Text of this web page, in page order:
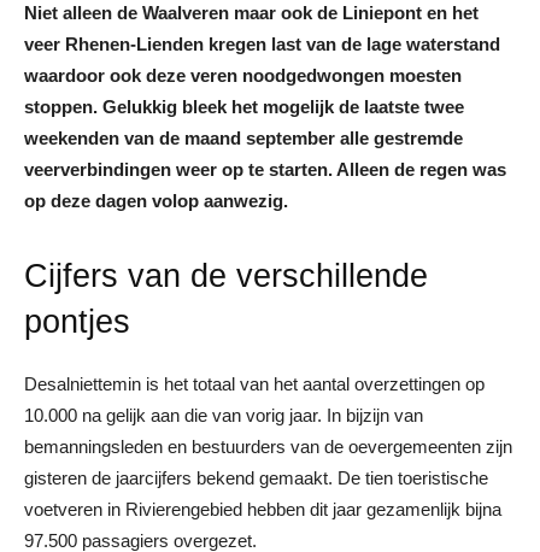
Niet alleen de Waalveren maar ook de Liniepont en het
veer Rhenen-Lienden kregen last van de lage waterstand
waardoor ook deze veren noodgedwongen moesten
stoppen. Gelukkig bleek het mogelijk de laatste twee
weekenden van de maand september alle gestremde
veerverbindingen weer op te starten. Alleen de regen was
op deze dagen volop aanwezig.
Cijfers van de verschillende
pontjes
Desalniettemin is het totaal van het aantal overzettingen op
10.000 na gelijk aan die van vorig jaar. In bijzijn van
bemanningsleden en bestuurders van de oevergemeenten zijn
gisteren de jaarcijfers bekend gemaakt. De tien toeristische
voetveren in Rivierengebied hebben dit jaar gezamenlijk bijna
97.500 passagiers overgezet.